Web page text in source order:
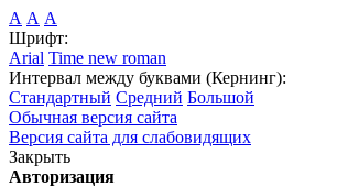
А А А
Шрифт:
Arial Time new roman
Интервал между буквами (Кернинг):
Стандартный Средний Большой
Обычная версия сайта
Версия сайта для слабовидящих
Закрыть
Авторизация